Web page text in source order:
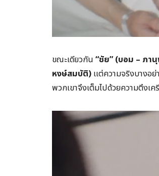
ขณะเดียวกัน “ชัย” (บอม – ภา
หงษ์สมบัติ) แต่ความจริงบางอย่
พวกเขาจึงเต็มไปด้วยความตึงเ